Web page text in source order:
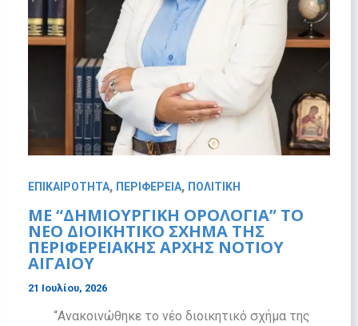
ΕΠΙΚΑΙΡΟΤΗΤΑ, ΠΕΡΙΦΕΡΕΙΑ, ΠΟΛΙΤΙΚΗ
ΜΕ “ΔΗΜΙΟΥΡΓΙΚΉ ΟΡΟΛΟΓΊΑ” ΤΟ
ΝΈΟ ΔΙΟΙΚΗΤΙΚΌ ΣΧΉΜΑ ΤΗΣ
ΠΕΡΙΦΕΡΕΙΑΚΉΣ ΑΡΧΉΣ ΝΟΤΊΟΥ
ΑΙΓΑΊΟΥ
21 Ιουλίου, 2026
“Ανακοινώθηκε το νέο διοικητικό σχήμα της